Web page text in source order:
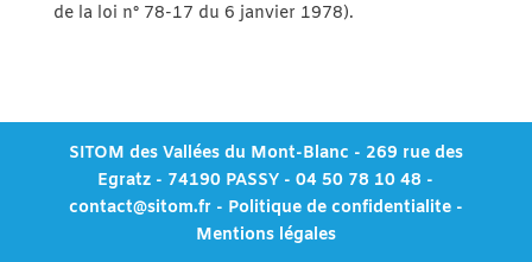
de la loi n° 78-17 du 6 janvier 1978).
SITOM des Vallées du Mont-Blanc - 269 rue des
Egratz - 74190 PASSY - 04 50 78 10 48 -
contact@sitom.fr - Politique de confidentialite-
Mentions légales